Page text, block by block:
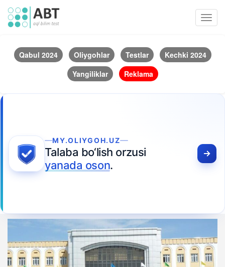
Qabul 2024 Oliygohlar Testlar
Kechki 2024
Yangiliklar
Reklama
MY.OLIYGOH.UZ
Talaba bo‘lish orzusi
yanada oson.